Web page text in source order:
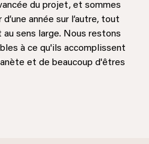
du projet, et sommes
année sur l’autre, tout
au sens large. Nous restons
à ce qu'ils accomplissent
et de beaucoup d'êtres